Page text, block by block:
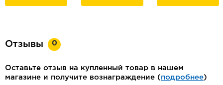
Отзывы 0
Оставьте отзыв на купленный товар в нашем
магазине и получите вознаграждение (подробнее)